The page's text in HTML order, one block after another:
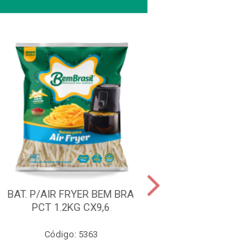
BAT. P/AIR FRYER BEM BRA
PCT 1.2KG CX9,6
Código: 5363